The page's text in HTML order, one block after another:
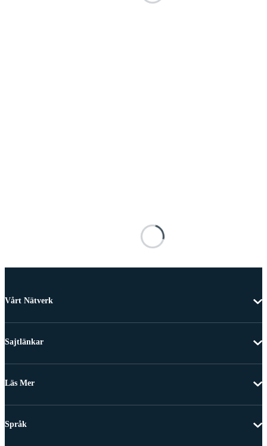
Vårt Nätverk
Sajtlänkar
Läs Mer
Språk